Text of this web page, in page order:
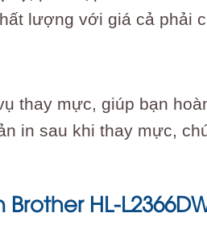
lượng với giá cả phải
thay mực, giúp bạn
in sau khi thay mực,
HL-